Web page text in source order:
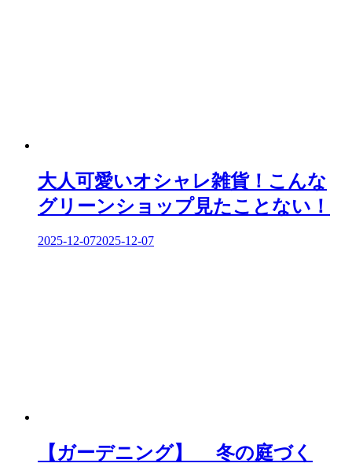
大人可愛いオシャレ雑貨！こんな
グリーンショップ見たことない！
2025-12-072025-12-07
【ガーデニング】 冬の庭づく